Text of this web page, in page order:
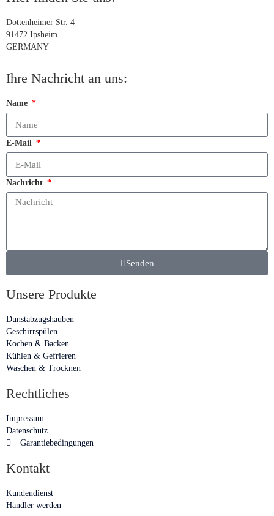
Dottenheimer Str. 4
91472 Ipsheim
GERMANY
Ihre Nachricht an uns:
Name
E-Mail
Nachricht
Senden
Unsere Produkte
Dunstabzugshauben
Geschirrspülen
Kochen & Backen
Kühlen & Gefrieren
Waschen & Trocknen
Rechtliches
Impressum
Datenschutz
Garantiebedingungen
Kontakt
Kundendienst
Händler werden